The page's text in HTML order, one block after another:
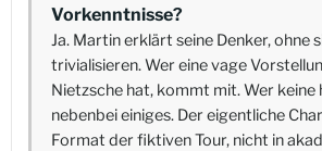
Vorkenntnisse?
Ja. Martin erklärt seine Denker, ohne
trivialisieren. Wer eine vage
Nietzsche hat, kommt mit. Wer keine
nebenbei einiges. Der eigentliche
Format der fiktiven Tour, nicht in